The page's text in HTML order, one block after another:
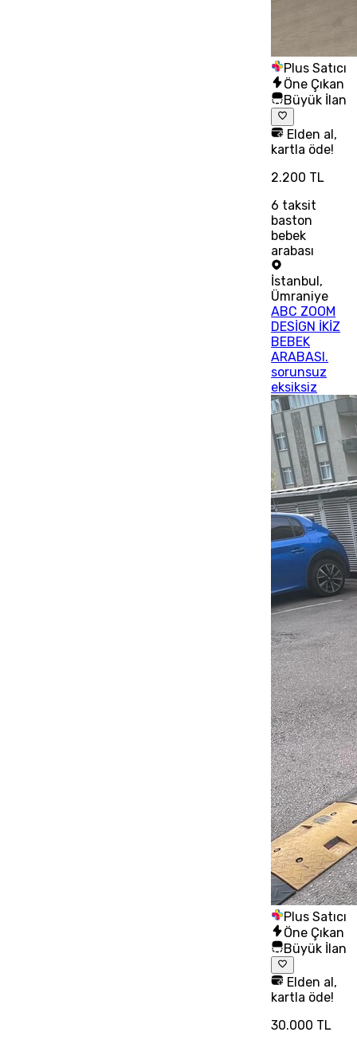
Plus Satıcı
Öne Çıkan
Büyük İlan
Elden al,
kartla öde!
2.200 TL
6 taksit
baston
bebek
arabası
İstanbul,
Ümraniye
ABC ZOOM
DESİGN İKİZ
BEBEK
ARABASI.
sorunsuz
eksiksiz
Plus Satıcı
Öne Çıkan
Büyük İlan
Elden al,
kartla öde!
30.000 TL